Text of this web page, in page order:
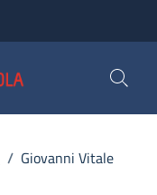
/ Giovanni Vitale